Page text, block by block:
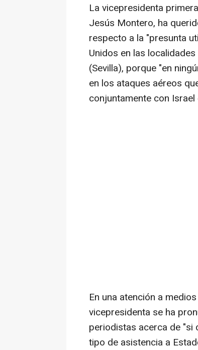
La vicepresidenta
Jesús Montero, ha
respecto a la "presunta
Unidos en las
(Sevilla), porque "en
en los ataques aéreos
conjuntamente con
En una atención a
vicepresidenta se ha
periodistas acerca de "si
tipo de asistencia a